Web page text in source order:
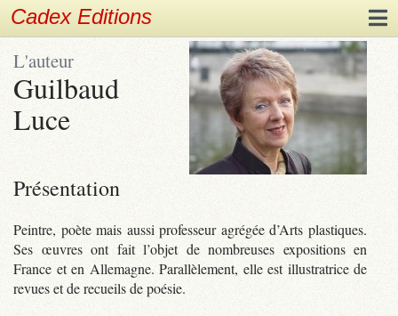
Cadex Editions
L'auteur
Guilbaud
Luce
Présentation
Peintre, poète mais aussi professeur agrégée d’Arts plastiques.
Ses œuvres ont fait l’objet de nombreuses expositions en
France et en Allemagne. Parallèlement, elle est illustratrice de
revues et de recueils de poésie.